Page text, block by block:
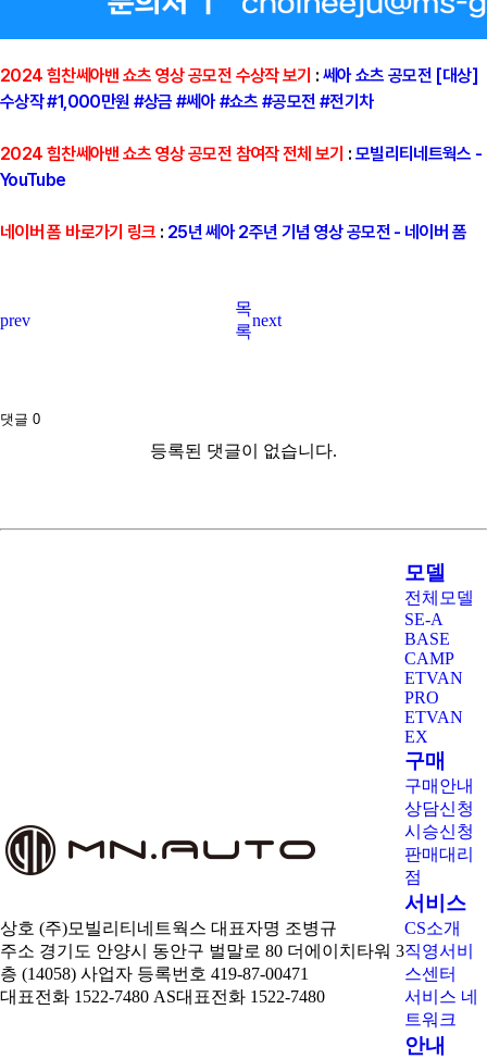
2024 힘찬쎄아밴 쇼츠 영상 공모전 수상작 보기 : 쎄아 쇼츠 공모전 [대상]
수상작 #1,000만원 #상금 #쎄아 #쇼츠 #공모전 #전기차
2024 힘찬쎄아밴 쇼츠 영상 공모전 참여작 전체 보기 : 모빌리티네트웍스 -
YouTube
네이버 폼 바로가기 링크 : 25년 쎄아 2주년 기념 영상 공모전 - 네이버 폼
prev
목
록
next
댓글 0
등록된 댓글이 없습니다.
상호 (주)모빌리티네트웍스 대표자명 조병규
주소 경기도 안양시 동안구 벌말로 80 더에이치타워 3
층 (14058) 사업자 등록번호 419-87-00471
대표전화 1522-7480 AS대표전화 1522-7480
모델
전체모델
SE-A
BASE
CAMP
ETVAN
PRO
ETVAN
EX
구매
구매안내
상담신청
시승신청
판매대리
점
서비스
CS소개
직영서비
스센터
서비스 네
트워크
안내